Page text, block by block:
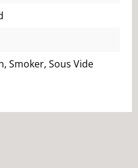
Smoker, Sous Vide